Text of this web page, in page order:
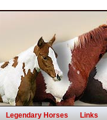
Legendary Horses Links